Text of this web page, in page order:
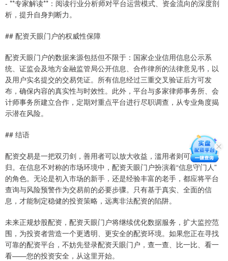
- **专家解读**：阅读行业分析师对平台运营模式、资金流向的深度剖
析，提升自身判断力。
## 配资天眼门户的权威性保障
配资天眼门户的数据来源包括但不限于：国家企业信用信息公示系
统、证监会及地方金融监管局公开信息、合作律所的法律意见书，以
及用户实名提交的交易凭证。所有信息经过三重交叉验证后方可发
布，确保内容的真实性与时效性。此外，平台与多家律师事务所、会
计师事务所建立合作，定期对重点平台进行尽职调查，从专业角度揭
示潜在风险。
## 结语
配资交易是一把双刃剑，善用者可以放大收益，滥用者则可能血本无
归。在信息不对称的市场环境中，配资天眼门户扮演着“信息守门人”
的角色。无论是初入市场的新手，还是经验丰富的老手，都应将平台
查询与风险预警作为交易前的必要步骤。只有基于真实、全面的信
息，才能制定稳健的投资策略，远离非法配资的陷阱。
未来正规炒股配资，配资天眼门户将继续优化数据服务，扩大监控范
围，为投资者营造一个更透明、更安全的配资环境。如果您正在寻找
可靠的配资平台，不妨先登录配资天眼门户，查一查、比一比、看一
看——您的投资安全，从这里开始。